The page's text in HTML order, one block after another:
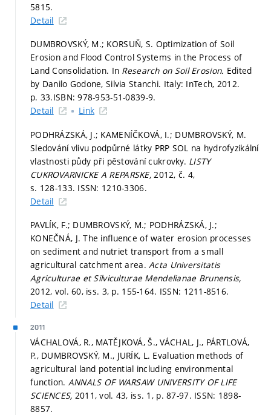
5815.
Detail
DUMBROVSKÝ, M.; KORSUŇ, S. Optimization of Soil
Erosion and Flood Control Systems in the Process of
Land Consolidation. In Research on Soil Erosion. Edited
by Danilo Godone, Silvia Stanchi. Italy: InTech, 2012.
p. 33.ISBN: 978-953-51-0839-9.
Detail
Link
PODHRÁZSKÁ, J.; KAMENÍČKOVÁ, I.; DUMBROVSKÝ, M.
Sledování vlivu podpůrné látky PRP SOL na hydrofyzikální
vlastnosti půdy při pěstování cukrovky. LISTY
CUKROVARNICKE A REPARSKE, 2012, č. 4,
s. 128-133. ISSN: 1210-3306.
Detail
PAVLÍK, F.; DUMBROVSKÝ, M.; PODHRÁZSKÁ, J.;
KONEČNÁ, J. The influence of water erosion processes
on sediment and nutriet transport from a small
agricultural catchment area.Acta Universitatis
Agriculturae et Silviculturae Mendelianae Brunensis,
2012, vol. 60, iss. 3, p. 155-164. ISSN: 1211-8516.
Detail
2011
VÁCHALOVÁ, R., MATĚJKOVÁ, Š., VÁCHAL, J., PÁRTLOVÁ,
P., DUMBROVSKÝ, M., JURÍK, L. Evaluation methods of
agricultural land potential including environmental
function. ANNALS OF WARSAW UNIVERSITY OF LIFE
SCIENCES, 2011, vol. 43, iss. 1, p. 87-97. ISSN: 1898-
8857.